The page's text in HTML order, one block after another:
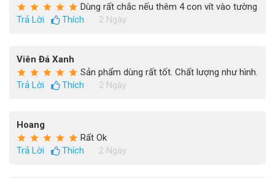
Dùng rất chắc nếu thêm 4 con vít vào tường
Trả Lời
Thích 2 Ngày
Viên Đá Xanh
Sản phẩm dùng rất tốt. Chất lượng như hình.
Trả Lời
Thích 2 Ngày
Hoang
Rất Ok
Trả Lời
Thích 2 Ngày